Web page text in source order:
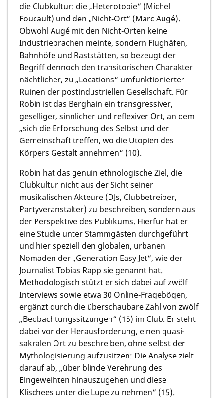
die Clubkultur: die „Heterotopie“ (Michel
Foucault) und den „Nicht-Ort“ (Marc Augé).
Obwohl Augé mit den Nicht-Orten keine
Industriebrachen meinte, sondern Flughäfen,
Bahnhöfe und Raststätten, so bezeugt der
Begriff dennoch den transitorischen Charakter
nächtlicher, zu „Locations“ umfunktionierter
Ruinen der postindustriellen Gesellschaft. Für
Robin ist das Berghain ein transgressiver,
geselliger, sinnlicher und reflexiver Ort, an dem
„sich die Erforschung des Selbst und der
Gemeinschaft treffen, wo die Utopien des
Körpers Gestalt annehmen“ (10).
Robin hat das genuin ethnologische Ziel, die
Clubkultur nicht aus der Sicht seiner
musikalischen Akteure (DJs, Clubbetreiber,
Partyveranstalter) zu beschreiben, sondern aus
der Perspektive des Publikums. Hierfür hat er
eine Studie unter Stammgästen durchgeführt
und hier speziell den globalen, urbanen
Nomaden der „Generation Easy Jet“, wie der
Journalist Tobias Rapp sie genannt hat.
Methodologisch stützt er sich dabei auf zwölf
Interviews sowie etwa 30 Online-Fragebögen,
ergänzt durch die überschaubare Zahl von zwölf
„Beobachtungssitzungen“ (15) im Club. Er steht
dabei vor der Herausforderung, einen quasi-
sakralen Ort zu beschreiben, ohne selbst der
Mythologisierung aufzusitzen: Die Analyse zielt
darauf ab, „über blinde Verehrung des
Eingeweihten hinauszugehen und diese
Klischees unter die Lupe zu nehmen“ (15).